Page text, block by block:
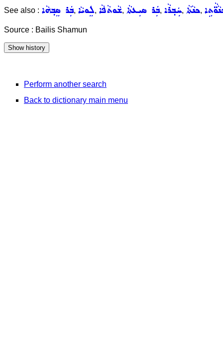
See also : ܒܲܪ ܣܸܒ݂ܗܵܐ, ܠܸܘܝܵܐ, ܫܵܘܬܵܦܵܐ, ܒܲܪ ܣܝܼܥܬܵܐ, ܚܲܒ݂ܪܵܐ, ܟܢܵܬܵܐ,
Source : Bailis Shamun
Perform another search
Back to dictionary main menu